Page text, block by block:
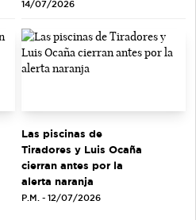
14/07/2026
Las piscinas de
Tiradores y Luis Ocaña
cierran antes por la
alerta naranja
P.M. - 12/07/2026